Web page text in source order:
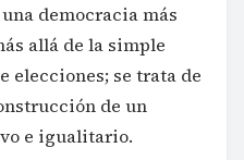
democracia más
allá de la simple
elecciones; se trata de
de un
e igualitario.